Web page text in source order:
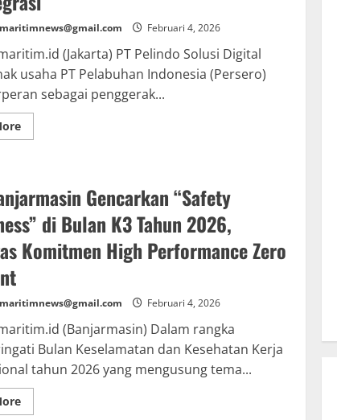
Februari 4, 2026
(Jakarta) PT Pelindo Solusi Digital
usaha PT Pelabuhan Indonesia (Persero)
sebagai penggerak...
Read
more
Dorong
Adopsi
AI
dan
Cloud
Untuk
Bangun
Terintegrasi
Gencarkan “Safety
di Bulan K3 Tahun 2026,
Komitmen High Performance Zero
Februari 4, 2026
(Banjarmasin) Dalam rangka
Bulan Keselamatan dan Kesehatan Kerja
tahun 2026 yang mengusung tema...
Read
more